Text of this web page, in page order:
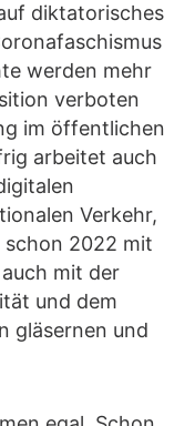
diktatorisches
werden mehr
verboten
im öffentlichen
arbeitet auch
Verkehr,
schon 2022 mit
mit der
und dem
gläsernen und